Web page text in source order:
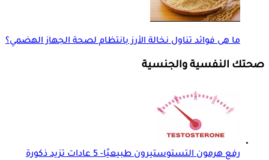
ما هى فوائد تناول نخالة الأرز بانتظام لصحة الجهاز الهضمي؟
صحتك النفسية والجنسية
رفع هرمون التستوستيرون طبيعيًا- 5 عادات تزيد ذكورة